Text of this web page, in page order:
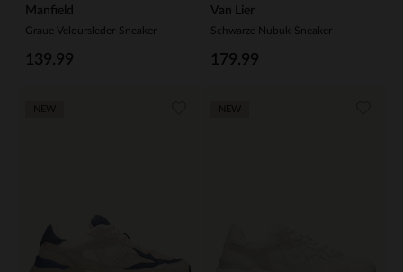
Manfield
Graue Veloursleder-Sneaker
139.99
Van Lier
Schwarze Nubuk-Sneaker
179.99